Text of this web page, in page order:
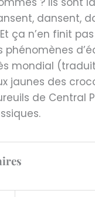
dansent,
ça n’en finit
phénomènes
mondial
jaunes des
de Central